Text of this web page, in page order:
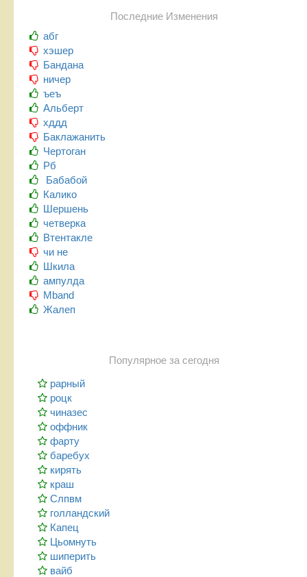
Последние Изменения
абг
хэшер
Бандана
ничер
ъеъ
Альберт
хддд
Баклажанить
Чертоган
Рб
Бабабой
Калико
Шершень
четверка
Втентакле
чи не
Шкила
ампулда
Mband
Жалеп
Популярное за сегодня
рарный
роцк
чиназес
оффник
фарту
баребух
кирять
краш
Слпвм
голландский
Капец
Цьомнуть
шиперить
вайб